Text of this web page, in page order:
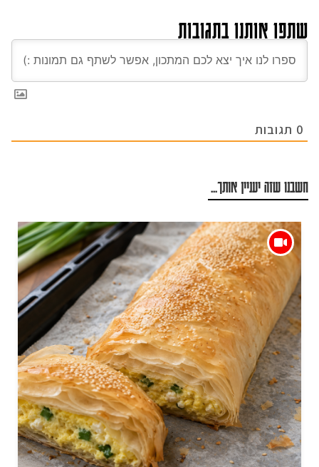
שתפו אותנו בתגובות
0 תגובות
חשבנו שזה יעניין אותך...